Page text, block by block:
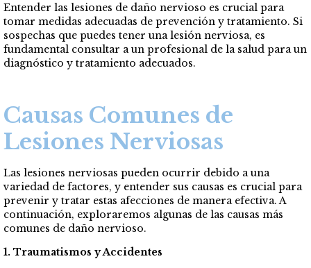
Entender las lesiones de daño nervioso es crucial para
tomar medidas adecuadas de prevención y tratamiento. Si
sospechas que puedes tener una lesión nerviosa, es
fundamental consultar a un profesional de la salud para un
diagnóstico y tratamiento adecuados.
Causas Comunes de
Lesiones Nerviosas
Las lesiones nerviosas pueden ocurrir debido a una
variedad de factores, y entender sus causas es crucial para
prevenir y tratar estas afecciones de manera efectiva. A
continuación, exploraremos algunas de las causas más
comunes de daño nervioso.
1. Traumatismos y Accidentes